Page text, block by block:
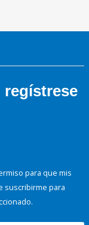
regístrese
para que mis
suscribirme para